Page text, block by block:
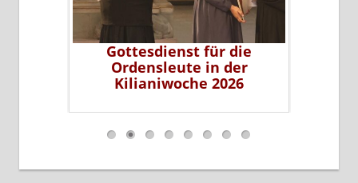
Sr. Lioba - eine besondere
Persönlichkeit